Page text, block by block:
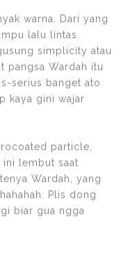
warna. Dari yang
lalu lintas.
simplicity atau
pangsa Wardah itu
serius banget ato
kaya gini wajar
particle,
lembut saat
Wardah, yang
Plis dong
biar gua ngga